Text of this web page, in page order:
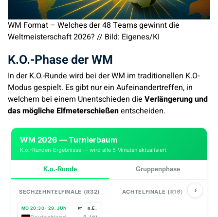
WM Format – Welches der 48 Teams gewinnt die
Weltmeisterschaft 2026? // Bild: Eigenes/KI
K.O.-Phase der WM
In der K.O.-Runde wird bei der WM im traditionellen K.O-
Modus gespielt. Es gibt nur ein Aufeinandertreffen, in
welchem bei einem Unentschieden die Verlängerung und
das mögliche Elfmeterschießenentscheiden.